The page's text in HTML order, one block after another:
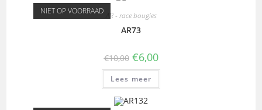
NIET OP VOORRAAD AR - race bougies
AR73
€10,00 €6,00
Lees meer